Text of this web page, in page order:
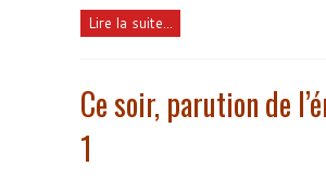
Lire la suite...
Ce soir, parution de
1